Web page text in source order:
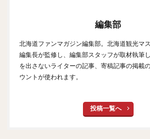
編集部
北海道ファンマガジン編集部。北海道観光マ
編集長が監修し、編集部スタッフが取材執筆
を出さないライターの記事、寄稿記事の掲載
ウントが使われます。
投稿一覧へ